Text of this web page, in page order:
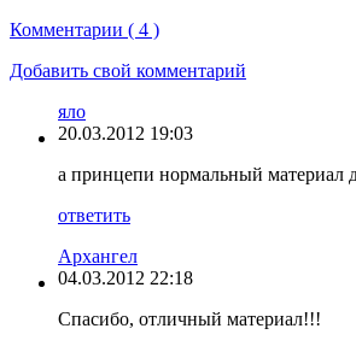
Комментарии ( 4 )
Добавить свой комментарий
яло
20.03.2012 19:03
а принцепи нормальный материал
ответить
Архангел
04.03.2012 22:18
Спасибо, отличный материал!!!